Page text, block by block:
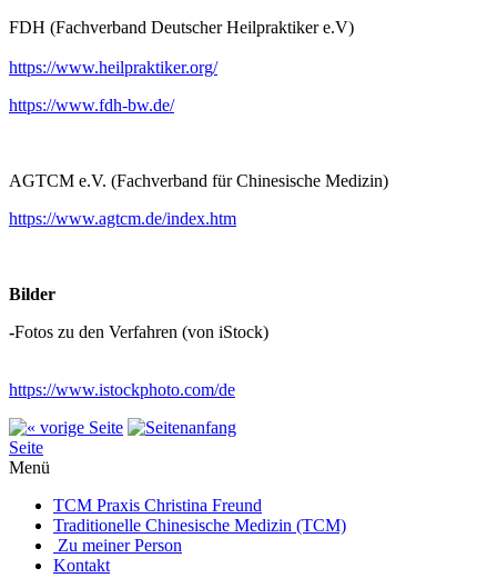
FDH (Fachverband Deutscher Heilpraktiker e.V)
https://www.heilpraktiker.org/
https://www.fdh-bw.de/
AGTCM e.V. (Fachverband für Chinesische Medizin)
https://www.agtcm.de/index.htm
Bilder
-Fotos zu den Verfahren (von iStock)
https://www.istockphoto.com/de
Seite
Menü
TCM Praxis Christina Freund
Traditionelle Chinesische Medizin (TCM)
Zu meiner Person
Kontakt